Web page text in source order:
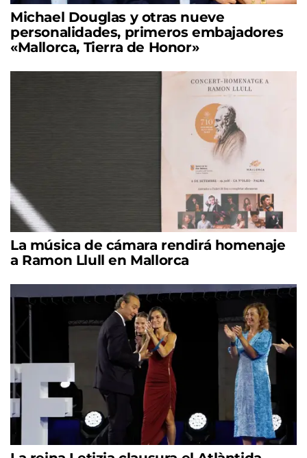
Michael Douglas y otras nueve
personalidades, primeros embajadores
«Mallorca, Tierra de Honor»
La música de cámara rendirá homenaje
a Ramon Llull en Mallorca